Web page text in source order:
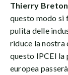
Thierry Breton
questo modo si
pulita delle
riduce la nostra
questo IPCEI la
europea